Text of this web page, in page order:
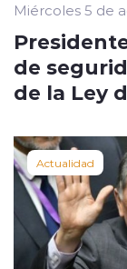
Miércoles 5 de
de
de la Ley
Actualidad